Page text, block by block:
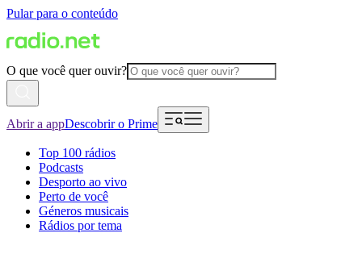
Pular para o conteúdo
O que você quer ouvir?
Abrir a appDescobrir o Prime
Top 100 rádios
Podcasts
Desporto ao vivo
Perto de você
Géneros musicais
Rádios por tema